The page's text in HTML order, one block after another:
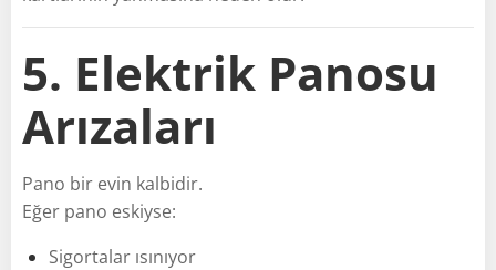
5. Elektrik Panosu
Arızaları
Pano bir evin kalbidir.
Eğer pano eskiyse:
Sigortalar ısınıyor